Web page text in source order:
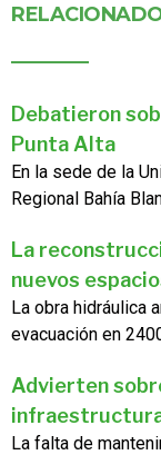
Debatieron
Punta Alta
En la sede de la
Regional Bahía
La
nuevos
La obra hidráulica
evacuación en
Advierten
La falta de